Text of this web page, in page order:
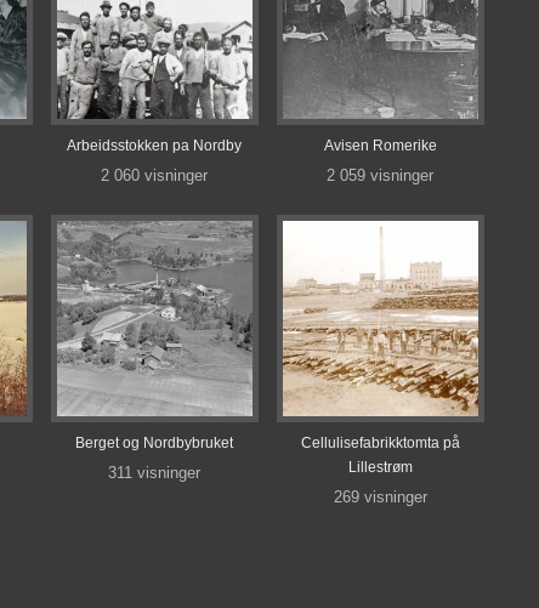
Arbeidsstokken pa Nordby
2 060 visninger
Avisen Romerike
2 059 visninger
Berget og Nordbybruket
311 visninger
Cellulisefabrikktomta på
Lillestrøm
269 visninger